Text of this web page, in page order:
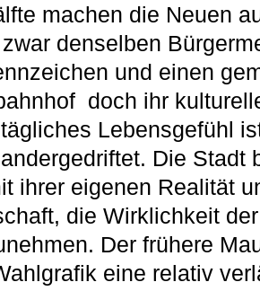
machen die Neuen
denselben
und einen
 doch ihr
Lebensgefühl
Die Stadt
ihrer eigenen Realität
die Wirklichkeit
Der frühere
eine relativ